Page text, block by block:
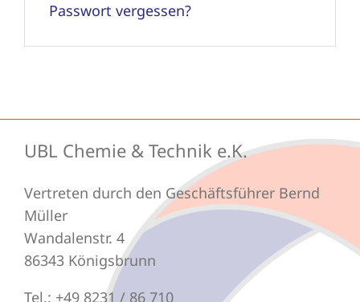
Passwort vergessen?
UBL Chemie & Technik e.K.
Vertreten durch den Geschäftsführer Bernd
Müller
Wandalenstr. 4
86343 Königsbrunn
Tel.: +49 8231 / 86 710